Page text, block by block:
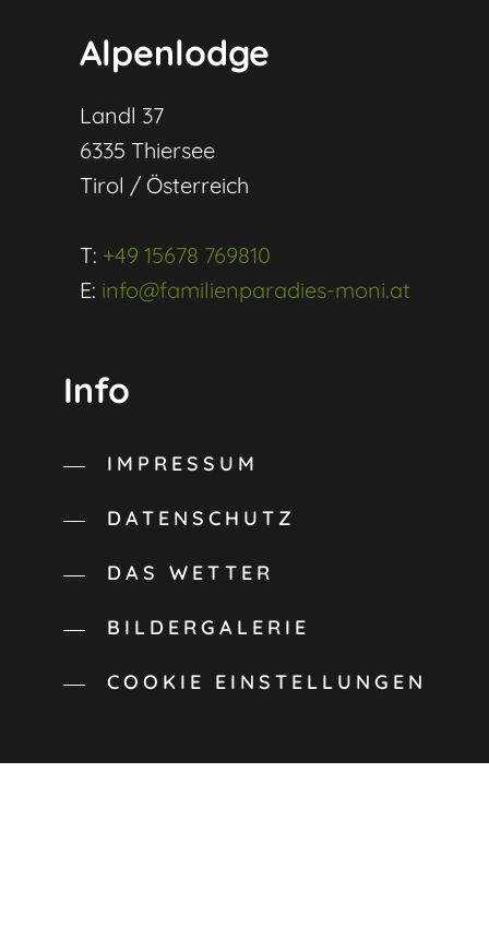
Alpenlodge
Landl 37
6335 Thiersee
Tirol / Österreich
T: +49 15678 769810
E: info@familienparadies-moni.at
Info
IMPRESSUM
DATENSCHUTZ
DAS WETTER
BILDERGALERIE
COOKIE EINSTELLUNGEN